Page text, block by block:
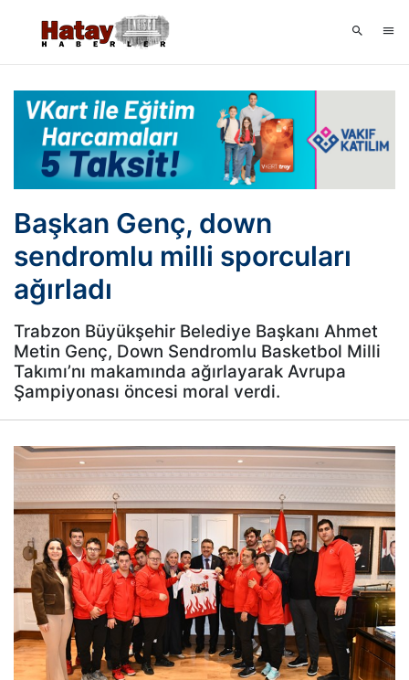
Başkan Genç, down
sendromlu milli sporcuları
ağırladı
Trabzon Büyükşehir Belediye Başkanı Ahmet
Metin Genç, Down Sendromlu Basketbol Milli
Takımı’nı makamında ağırlayarak Avrupa
Şampiyonası öncesi moral verdi.